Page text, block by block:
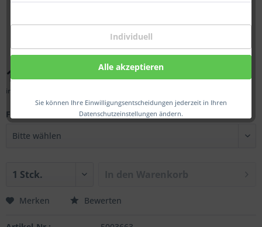
Individuell
Alle akzeptieren
Sie können Ihre Einwilligungsentscheidungen jederzeit in Ihren
Datenschutzeinstellungen ändern.
174,00 € *
inkl. MwSt.
Fa.:
Merken Bewerten